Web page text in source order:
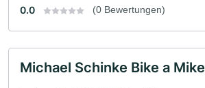
0.0 (0 Bewertungen)
Michael Schinke Bike a Mike